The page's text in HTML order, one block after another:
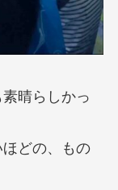
晴らしかっ
どの、もの